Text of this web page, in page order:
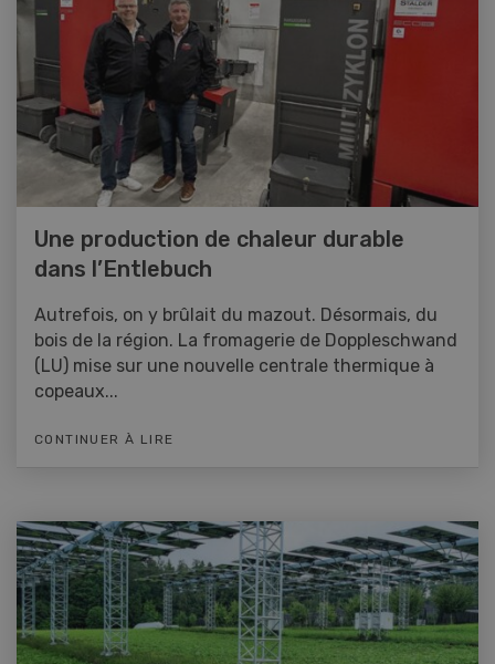
Une production de chaleur durable
dans l’Entlebuch
Autrefois, on y brûlait du mazout. Désormais, du
bois de la région. La fromagerie de Doppleschwand
(LU) mise sur une nouvelle centrale thermique à
copeaux...
CONTINUER À LIRE